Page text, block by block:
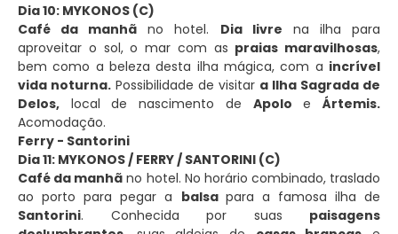
Dia 10: MYKONOS (C)
Café da manhã no hotel. Dia livre na ilha para
aproveitar o sol, o mar com as praias maravilhosas,
bem como a beleza desta ilha mágica, com a incrível
vida noturna. Possibilidade de visitar a Ilha Sagrada de
Delos, local de nascimento de Apolo eÁrtemis.
Acomodação.
Ferry - Santorini
Dia 11: MYKONOS / FERRY / SANTORINI (C)
Café da manhã no hotel. No horário combinado, traslado
ao porto para pegar a balsa para a famosa ilha de
Santorini. Conhecida por suas paisagens